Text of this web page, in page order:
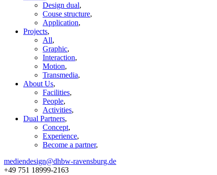
Design dual,
Couse structure,
Application,
Projects,
All,
Graphic,
Interaction,
Motion,
Transmedia,
About Us,
Facilities,
People,
Activities,
Dual Partners,
Concept,
Experience,
Become a partner,
mediendesign@dhbw-ravensburg.de
+49 751 18999-2163